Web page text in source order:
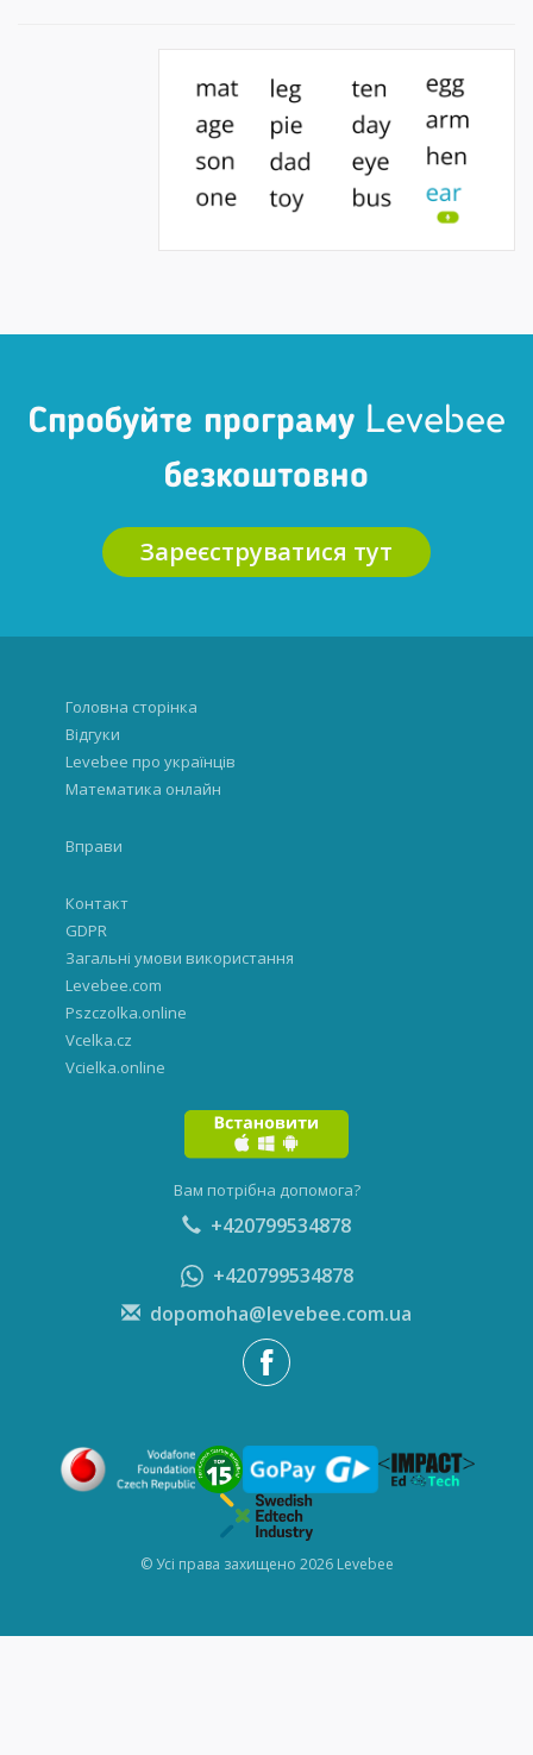
Спробуйте програму Levebee
безкоштовно
Зареєструватися тут
Головна сторінка
Відгуки
Levebee про українців
Математика онлайн
Вправи
Контакт
GDPR
Загальні умови використання
Levebee.com
Pszczolka.online
Vcelka.cz
Vcielka.online
Вам потрібна допомога?
+420799534878
+420799534878
dopomoha@levebee.com.ua
© Усі права захищено 2026 Levebee